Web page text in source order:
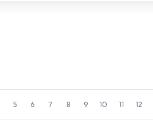
5 6 7 8 9 10 11 12
mail_outline